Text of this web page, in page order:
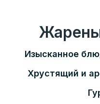
Изысканное
Хрустящий и